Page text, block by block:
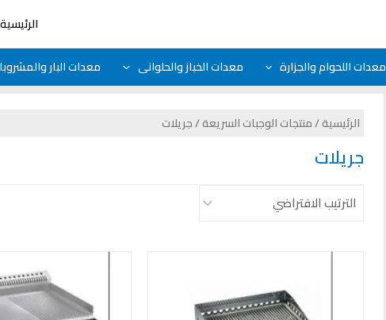
الرئيسية
معدات اللحوام والجزارة معدات الخباز والحلوانى معدات البار
الرئيسية/منتجات الوجبات السريعة/ جريلات
جريلات